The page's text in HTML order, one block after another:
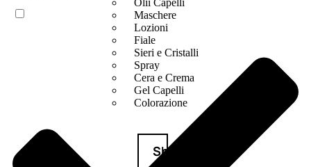
Olii Capelli
Maschere
Lozioni
Fiale
Sieri e Cristalli
Spray
Cera e Crema
Gel Capelli
Colorazione
Shampoo